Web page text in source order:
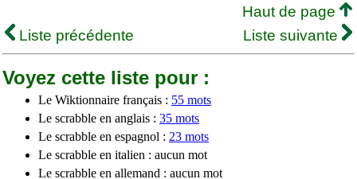
Haut de page
Liste précédente
Liste suivante
Voyez cette liste pour :
Le Wiktionnaire français : 55 mots
Le scrabble en anglais : 35 mots
Le scrabble en espagnol : 23 mots
Le scrabble en italien : aucun mot
Le scrabble en allemand : aucun mot